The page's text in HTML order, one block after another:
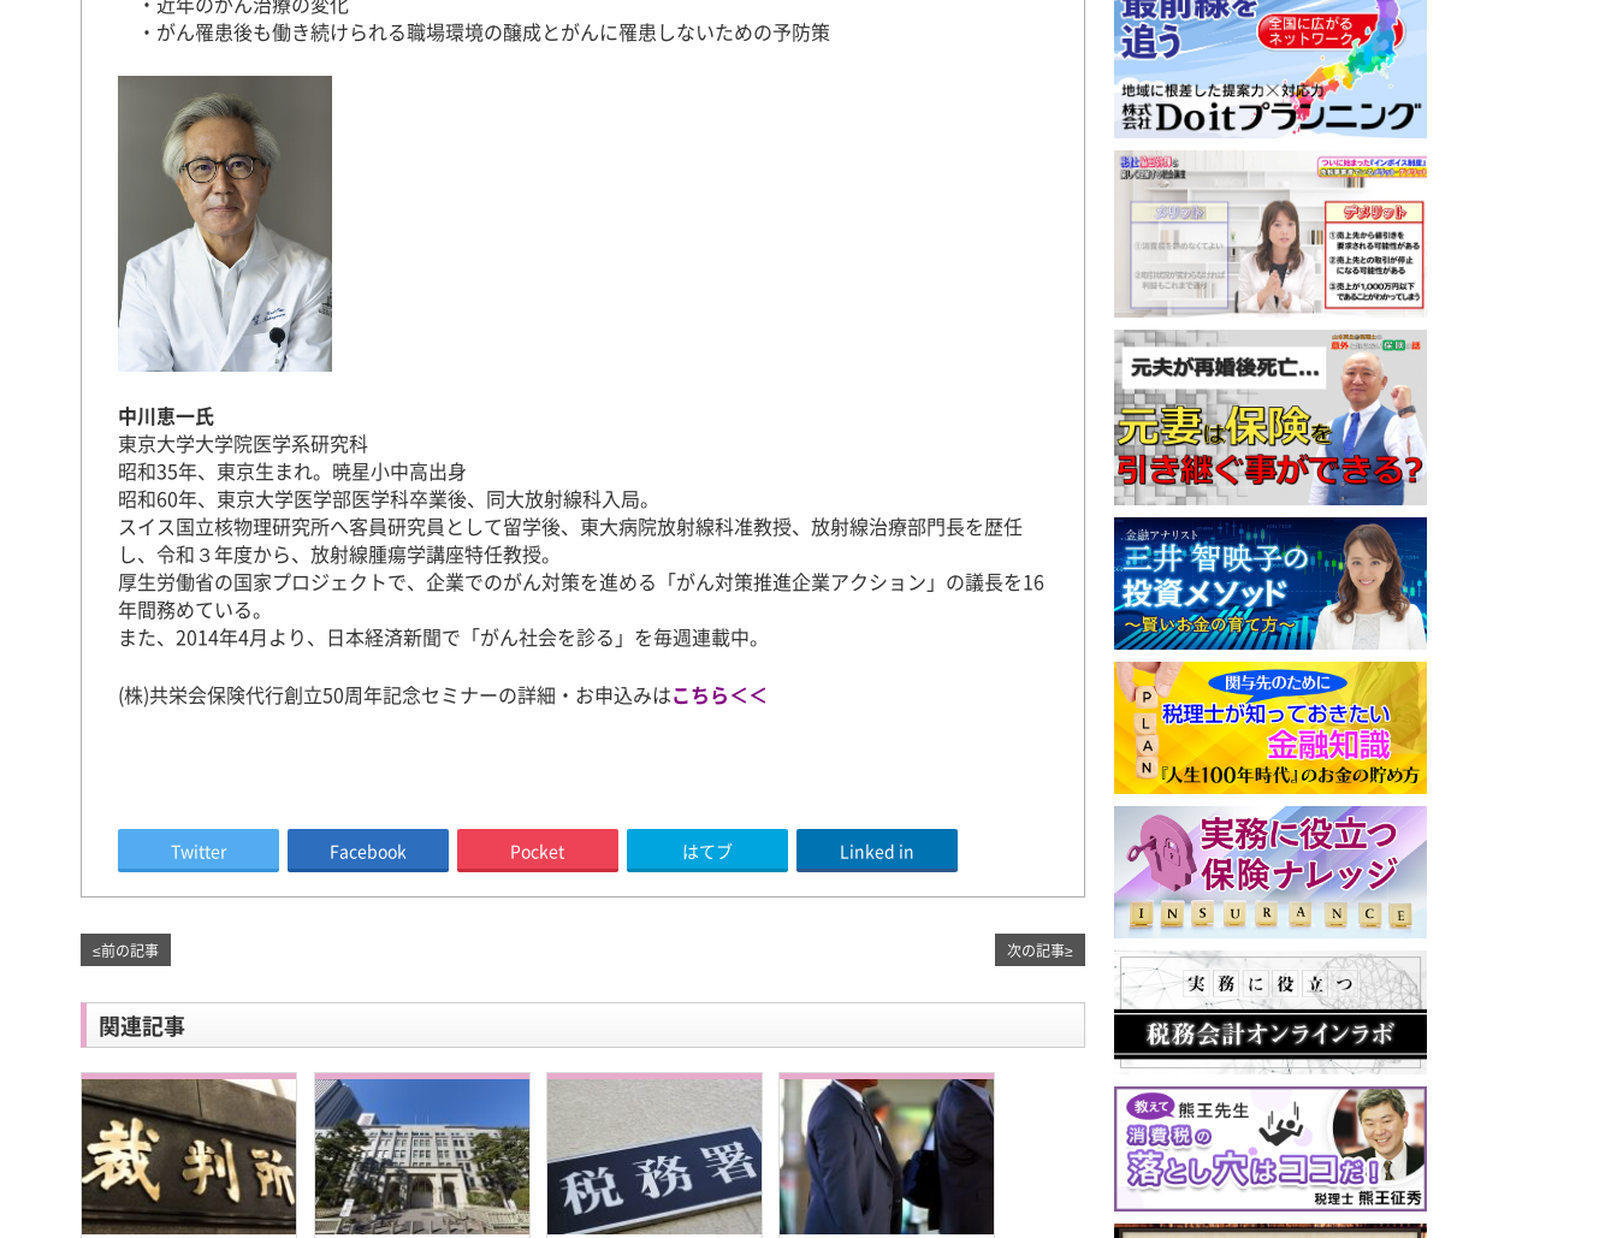
・がん罹患後も働き続けられる職場環境の醸成とがんに罹患しないための予防策
中川恵一氏
東京大学大学院医学系研究科
昭和35年、東京生まれ。暁星小中高出身
昭和60年、東京大学医学部医学科卒業後、同大放射線科入局。
スイス国立核物理研究所へ客員研究員として留学後、東大病院放射線科准教授、放射線治療部門長を歴任
し、令和３年度から、放射線腫瘍学講座特任教授。
厚生労働省の国家プロジェクトで、企業でのがん対策を進める「がん対策推進企業アクション」の議長を16
年間務めている。
また、2014年4月より、日本経済新聞で「がん社会を診る」を毎週連載中。
(株)共栄会保険代行創立50周年記念セミナーの詳細・お申込みはこちら＜＜
Twitter Facebook Pocket はてブ Linked in
≤前の記事 次の記事≥
関連記事